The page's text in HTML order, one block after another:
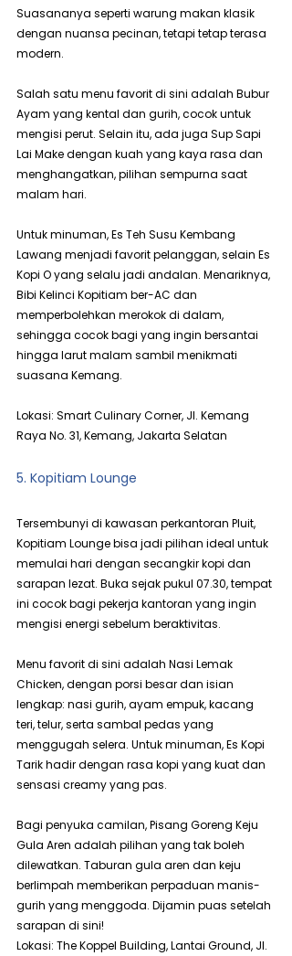
Suasananya seperti warung makan klasik
dengan nuansa pecinan, tetapi tetap terasa
modern.
Salah satu menu favorit di sini adalah Bubur
Ayam yang kental dan gurih, cocok untuk
mengisi perut. Selain itu, ada juga Sup Sapi
Lai Make dengan kuah yang kaya rasa dan
menghangatkan, pilihan sempurna saat
malam hari.
Untuk minuman, Es Teh Susu Kembang
Lawang menjadi favorit pelanggan, selain Es
Kopi O yang selalu jadi andalan. Menariknya,
Bibi Kelinci Kopitiam ber-AC dan
memperbolehkan merokok di dalam,
sehingga cocok bagi yang ingin bersantai
hingga larut malam sambil menikmati
suasana Kemang.
Lokasi: Smart Culinary Corner, Jl. Kemang
Raya No. 31, Kemang, Jakarta Selatan
5. Kopitiam Lounge
Tersembunyi di kawasan perkantoran Pluit,
Kopitiam Lounge bisa jadi pilihan ideal untuk
memulai hari dengan secangkir kopi dan
sarapan lezat. Buka sejak pukul 07.30, tempat
ini cocok bagi pekerja kantoran yang ingin
mengisi energi sebelum beraktivitas.
Menu favorit di sini adalah Nasi Lemak
Chicken, dengan porsi besar dan isian
lengkap: nasi gurih, ayam empuk, kacang
teri, telur, serta sambal pedas yang
menggugah selera. Untuk minuman, Es Kopi
Tarik hadir dengan rasa kopi yang kuat dan
sensasi creamy yang pas.
Bagi penyuka camilan, Pisang Goreng Keju
Gula Aren adalah pilihan yang tak boleh
dilewatkan. Taburan gula aren dan keju
berlimpah memberikan perpaduan manis-
gurih yang menggoda. Dijamin puas setelah
sarapan di sini!
Lokasi: The Koppel Building, Lantai Ground, Jl.